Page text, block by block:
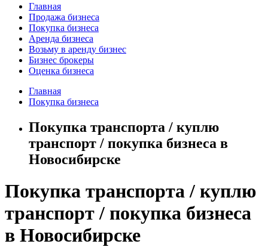
Главная
Продажа бизнеса
Покупка бизнеса
Аренда бизнеса
Возьму в аренду бизнес
Бизнес брокеры
Оценка бизнеса
Главная
Покупка бизнеса
Покупка транспорта / куплю
транспорт / покупка бизнеса в
Новосибирске
Покупка транспорта / куплю
транспорт / покупка бизнеса
в Новосибирске